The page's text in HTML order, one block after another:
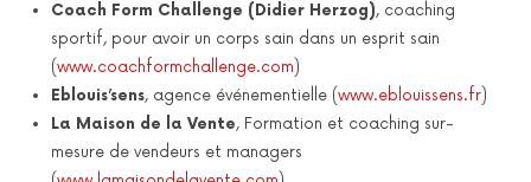
Coach Form Challenge (Didier Herzog), coaching
sportif, pour avoir un corps sain dans un esprit sain
(www.coachformchallenge.com)
Eblouis’sens, agence événementielle (www.eblouissens.fr)
La Maison de la Vente, Formation et coaching sur-
mesure de vendeurs et managers